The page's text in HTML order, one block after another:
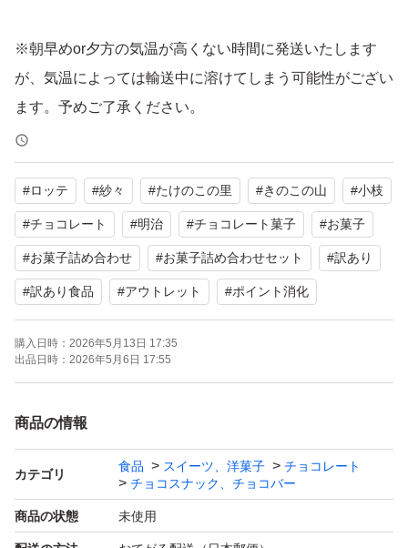
※朝早めor夕方の気温が高くない時間に発送いたします
が、気温によっては輸送中に溶けてしまう可能性がござい
ます。予めご了承ください。
☆
・たけのこの里 1箱
・小枝 1箱
・ロッテ 紗々 1箱
計4箱セット
〜〜〜〜〜〜〜〜〜〜〜〜〜〜〜〜〜〜
ゲームセンターで獲得しました。
割れ・欠け・潰れ・溶け・パッケージにスレ傷等がある場
合がございます。
#ロッテ #紗々 #たけのこの里 #きのこの山 #小枝
#チョコレート #明治 #チョコレート菓子 #お菓子
#お菓子詰め合わせ #お菓子詰め合わせセット #訳あり
#訳あり食品 #アウトレット #ポイント消化
購入日時： 2026年5月13日 17:35
出品日時： 2026年5月6日 17:55
商品の情報
カテゴリ
食品 スイーツ、洋菓子
チョコレート
チョコスナック、チョコバー
商品の状態 未使用